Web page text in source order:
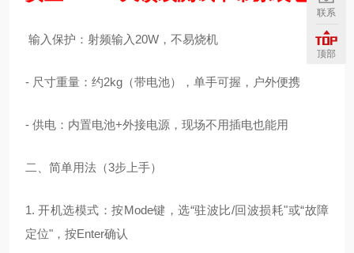
输入保护：射频输入20W，不易烧机
- 尺寸重量：约2kg（带电池），单手可握，户外便携
- 供电：内置电池+外接电源，现场不用插电也能用
二、简单用法（3步上手）
1. 开机选模式：按Mode键，选“驻波比/回波损耗"或“故障
定位"，按Enter确认
联系
顶部